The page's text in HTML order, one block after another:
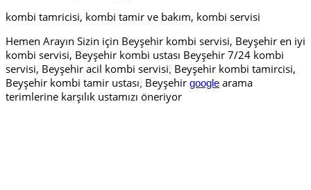
kombi tamricisi, kombi tamir ve bakım, kombi servisi
Hemen Arayın Sizin için Beyşehir kombi servisi, Beyşehir en iyi
kombi servisi, Beyşehir kombi ustası Beyşehir 7/24 kombi
servisi, Beyşehir acil kombi servisi Beyşehir kombi tamircisi,
Beyşehir kombi tamir ustası Beyşehir google arama
terimlerine karşılık ustamızı öneriyor